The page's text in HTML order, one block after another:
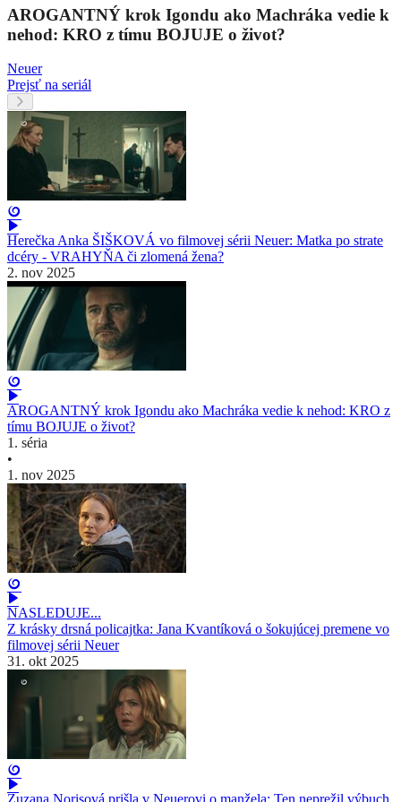
AROGANTNÝ krok Igondu ako Machráka vedie k
nehod: KRO z tímu BOJUJE o život?
Neuer
Prejsť na seriál
Herečka Anka ŠIŠKOVÁ vo filmovej sérii Neuer: Matka po strate
dcéry - VRAHYŇA či zlomená žena?
2. nov 2025
AROGANTNÝ krok Igondu ako Machráka vedie k nehod: KRO z
tímu BOJUJE o život?
1. séria
•
1. nov 2025
NASLEDUJE...
Z krásky drsná policajtka: Jana Kvantíková o šokujúcej premene vo
filmovej sérii Neuer
31. okt 2025